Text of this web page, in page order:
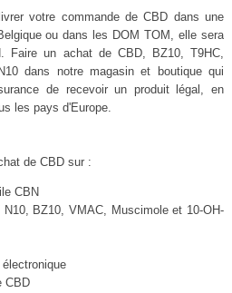
votre commande de CBD dans une
ou dans les DOM TOM, elle sera
Faire un achat de CBD, BZ10, T9HC,
dans notre magasin et boutique qui
de recevoir un produit légal, en
les pays d'Europe.
de CBD sur :
CBN
BZ10, VMAC, Muscimole et 10-OH-
CBD